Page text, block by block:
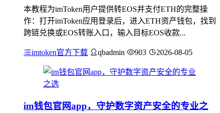
本教程为imToken用户提供转EOS并支付ETH的完整操
作：打开imToken应用登录后，进入ETH资产钱包，找到
跨链兑换或EOS转账入口，输入目标EOS收款...
imtoken官方下载 qbadmin 903 2026-08-05
im钱包官网app，守护数字资产安全的专业之